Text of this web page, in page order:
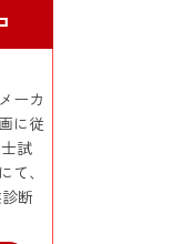
ーカ
に従
試
、
断